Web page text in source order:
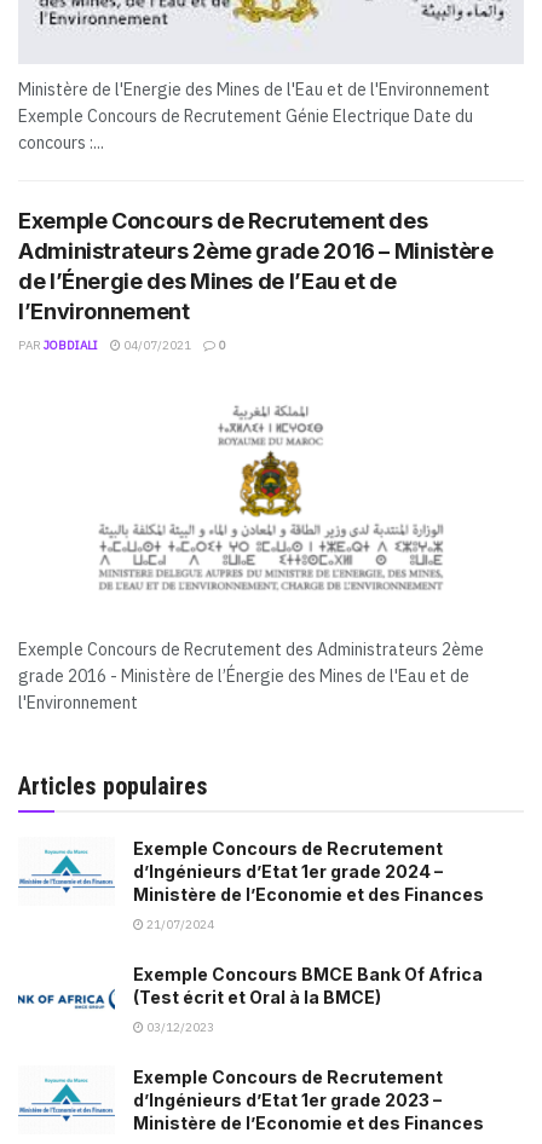
Ministère de l'Energie des Mines de l'Eau et de l'Environnement
Exemple Concours de Recrutement Génie Electrique Date du
concours :...
Exemple Concours de Recrutement des
Administrateurs 2ème grade 2016 – Ministère
de l’Énergie des Mines de l’Eau et de
l’Environnement
PAR JOBDIALI 04/07/2021 0
Exemple Concours de Recrutement des Administrateurs 2ème
grade 2016 - Ministère de l’Énergie des Mines de l'Eau et de
l'Environnement
Articles populaires
Exemple Concours de Recrutement
d’Ingénieurs d’Etat 1er grade 2024 –
Ministère de l’Economie et des Finances
21/07/2024
Exemple Concours BMCE Bank Of Africa
(Test écrit et Oral à la BMCE)
03/12/2023
Exemple Concours de Recrutement
d’Ingénieurs d’Etat 1er grade 2023 –
Ministère de l’Economie et des Finances